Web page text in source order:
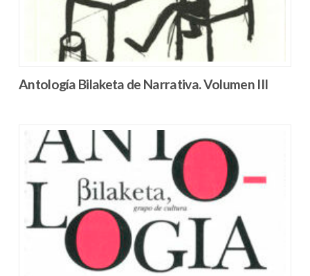
Antología Bilaketa de Narrativa. Volumen III